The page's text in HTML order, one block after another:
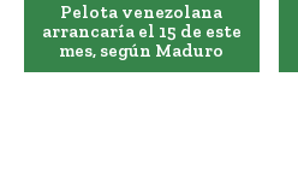
Pelota venezolana
arrancaría el 15 de este
mes, según Maduro